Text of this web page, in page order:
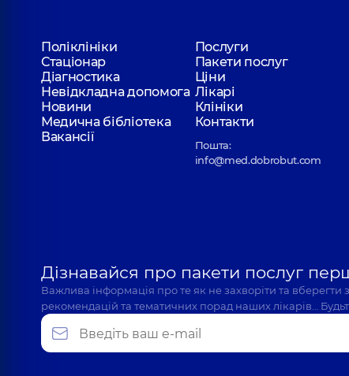
Отоларинголог; Отоларинголог дитячий,
Будзин Анна Олександрівна
Шепетько-Домбровська (Доні) Дарина
Отоларинголог; Отоларинголог дитячий;
Поліклініки
Послуги
Стаціонар
Пакети послуг
Діагностика
Ціни
Невідкладна допомога Лікарі
Новини
Клініки
Медична бібліотека
Контакти
Вакансії
Пошта:
info@med.dobrobut.com
Дізнавайся про пакети послуг
Важлива інформація про те як не захворіти та
рекомендацій та тематичних порад наших лікарів…